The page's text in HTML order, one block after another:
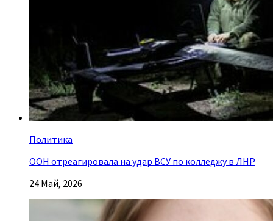
Политика
ООН отреагировала на удар ВСУ по колледжу в ЛНР
24 Май, 2026